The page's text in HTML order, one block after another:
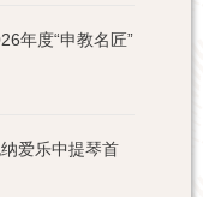
年度“申教名匠”
爱乐中提琴首